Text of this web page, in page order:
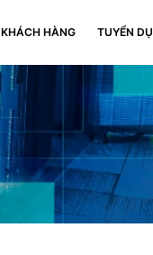
KHÁCH HÀNG TUYỂN